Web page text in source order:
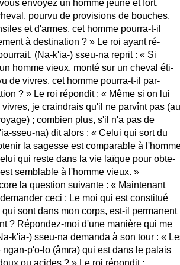
envoyez un homme jeune et fort,
pourvu de provisions de bouches,
et d'armes, cet homme pourra-t-il
à destination ? » Le roi ayant ré-
(Na-k'ia-) sseu-na reprit : « Si
homme vieux, monté sur un cheval éti-
de vivres, cet homme pourra-t-il par-
? » Le roi répondit : « Même si on lui
je craindrais qu'il ne parvînt pas (au
; combien plus, s'il n'a pas de
sseu-na) dit alors : « Celui qui sort du
la sagesse est comparable à
qui reste dans la vie laïque pour obte-
semblable à l'homme vieux. »
la question suivante : « Maintenant
ceci : Le moi qui est constitué
sont dans mon corps, est-il permanent
? Répondez-moi d'une manière qui me
k'ia-) sseu-na demanda à son tour : «
ngan-p'o-lo (âmra) qui est dans le palais
ou acides ? » Le roi répondit :